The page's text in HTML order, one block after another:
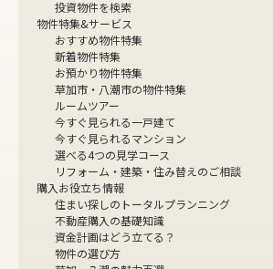
投資物件を検索
物件特集&サービス
おすすめ物件特集
新着物件特集
お預かり物件特集
草加市・八潮市の物件特集
ルームツアー
今すぐ見られる一戸建て
今すぐ見られるマンション
選べる4つの見学コース
リフォーム・建築・住み替えのご相談
購入お役立ち情報
住まい探しのトータルプランニング
不動産購入の基礎知識
資金計画はどう立てる？
物件の選び方